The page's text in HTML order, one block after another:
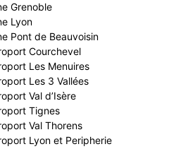
Grenoble
Lyon
Pont de Beauvoisin
Courchevel
Les Menuires
Les 3 Vallées
Val d’Isère
Tignes
Val Thorens
Lyon et Peripherie